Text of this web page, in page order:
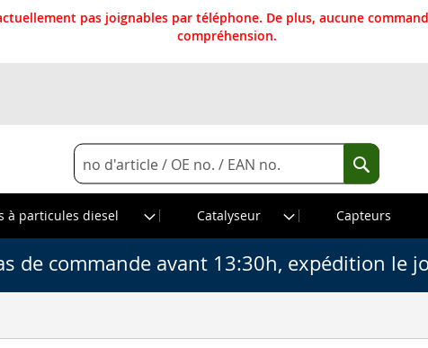
pas joignables par téléphone. De plus, aucune
compréhension.
Rechercher
Rechercher
à particules diesel
Catalyseur Capteurs
de commande avant 13:30h, expédition le